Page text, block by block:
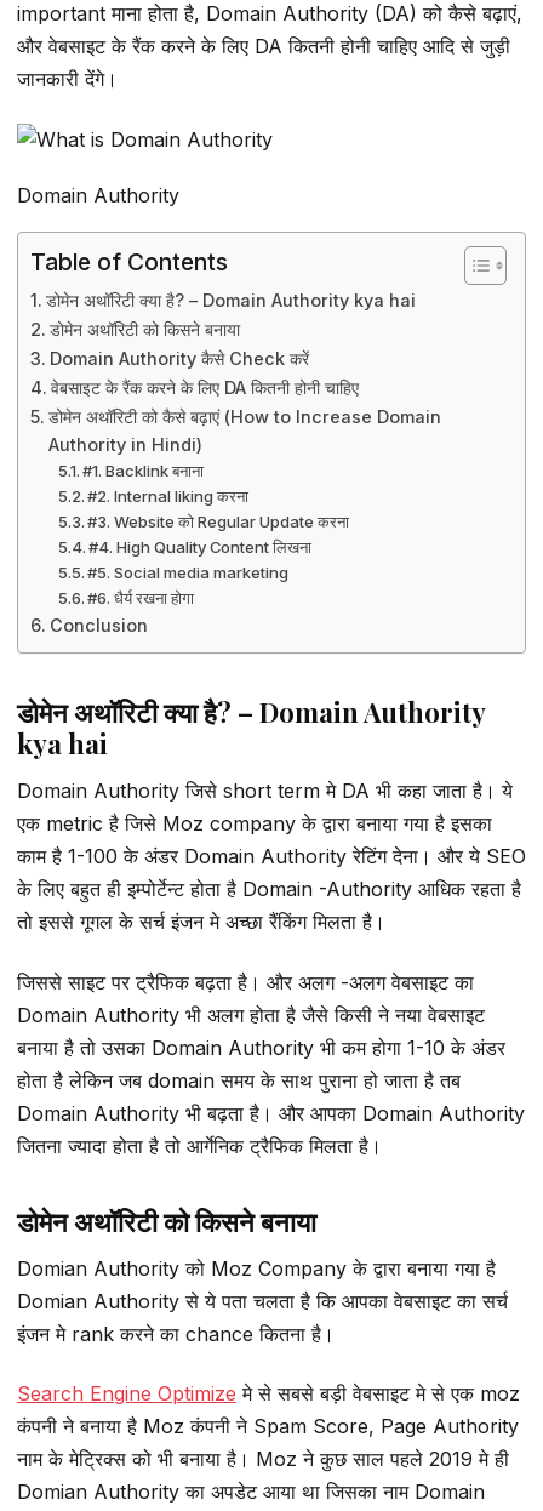
important माना होता है, Domain Authority (DA) को कैसे बढ़ाएं,
और वेबसाइट के रैंक करने के लिए DA कितनी होनी चाहिए आदि से जुड़ी
जानकारी देंगे।
Domain Authority
Table of Contents
डोमेन अथॉरिटी क्या है? – Domain Authority kya hai
डोमेन अथॉरिटी को किसने बनाया
Domain Authority कैसे Check करें
वेबसाइट के रैंक करने के लिए DA कितनी होनी चाहिए
डोमेन अथॉरिटी को कैसे बढ़ाएं (How to Increase Domain
Authority in Hindi)
#1. Backlink बनाना
#2. Internal liking करना
#3. Website को Regular Update करना
#4. High Quality Content लिखना
#5. Social media marketing
#6. धैर्य रखना होगा
Conclusion
डोमेन अथॉरिटी क्या है? – Domain Authority
kya hai
Domain Authority जिसे short term मे DA भी कहा जाता है। ये
एक metric है जिसे Moz company के द्वारा बनाया गया है इसका
काम है 1-100 के अंडर Domain Authority रेटिंग देना। और ये SEO
के लिए बहुत ही इम्पोर्टेन्ट होता है Domain -Authority आधिक रहता है
तो इससे गूगल के सर्च इंजन मे अच्छा रैंकिंग मिलता है।
जिससे साइट पर ट्रैफिक बढ़ता है। और अलग -अलग वेबसाइट का
Domain Authority भी अलग होता है जैसे किसी ने नया वेबसाइट
बनाया है तो उसका Domain Authority भी कम होगा 1-10 के अंडर
होता है लेकिन जब domain समय के साथ पुराना हो जाता है तब
Domain Authority भी बढ़ता है। और आपका Domain Authority
जितना ज्यादा होता है तो आर्गेनिक ट्रैफिक मिलता है।
डोमेन अथॉरिटी को किसने बनाया
Domian Authority को Moz Company के द्वारा बनाया गया है
Domian Authority से ये पता चलता है कि आपका वेबसाइट का सर्च
इंजन मे rank करने का chance कितना है।
Search Engine Optimize मे से सबसे बड़ी वेबसाइट मे से एक moz
कंपनी ने बनाया है Moz कंपनी ने Spam Score, Page Authority
नाम के मेट्रिक्स को भी बनाया है। Moz ने कुछ साल पहले 2019 मे ही
Domian Authority का अपडेट आया था जिसका नाम Domain